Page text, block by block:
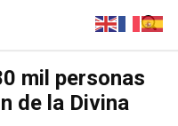
mil personas
de la Divina